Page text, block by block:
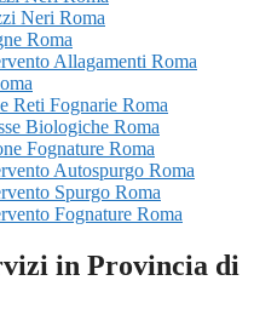
Neri Roma
Roma
Allagamenti Roma
Reti Fognarie Roma
Biologiche Roma
Fognature Roma
Autospurgo Roma
Spurgo Roma
Fognature Roma
in Provincia di